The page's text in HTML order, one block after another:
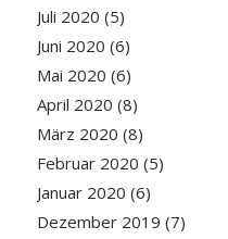
Juli 2020 (5)
Juni 2020 (6)
Mai 2020 (6)
April 2020 (8)
März 2020 (8)
Februar 2020 (5)
Januar 2020 (6)
Dezember 2019 (7)